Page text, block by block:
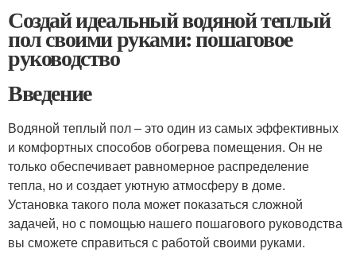
Создай идеальный водяной теплый
пол своими руками: пошаговое
руководство
Введение
Водяной теплый пол – это один из самых эффективных
и комфортных способов обогрева помещения. Он не
только обеспечивает равномерное распределение
тепла, но и создает уютную атмосферу в доме.
Установка такого пола может показаться сложной
задачей, но с помощью нашего пошагового руководства
вы сможете справиться с работой своими руками.